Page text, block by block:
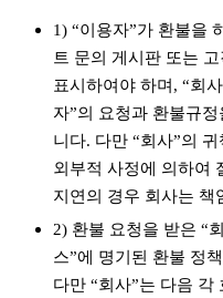
1) “이용자”가 환불을
트 문의 게시판 또는
표시하여야 하며, “회
자”의 요청과 환불규
니다. 다만 “회사”의
외부적 사정에 의하여
지연의 경우 회사는 책
2) 환불 요청을 받은 “
스”에 명기된 환불 정
다만 “회사”는 다음 각